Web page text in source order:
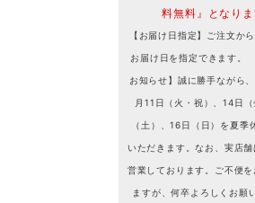
料無料』となりま
【お届け日指定】ご注文か
お届け日を指定できます。
お知らせ】誠に勝手ながら
月11日（火・祝）、14日
（土）、16日（日）を夏季
いただきます。なお、実店舗
営業しております。ご不便を
ますが、何卒よろしくお願